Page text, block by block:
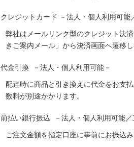
クレジットカード －法人・個人利用可能
弊社はメールリンク型のクレジット決
きご案内メール」から決済画面へ遷移
代金引換 －法人・個人利用可能－
配達時に商品と引き換えに代金をお支
数料が別途かかります。
前払い銀行振込 －法人・個人利用可能／
ご注文金額を指定口座に事前にお振込